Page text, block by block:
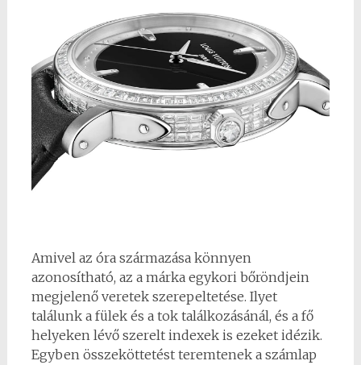
Amivel az óra származása könnyen
azonosítható, az a márka egykori bőröndjein
megjelenő veretek szerepeltetése. Ilyet
találunk a fülek és a tok találkozásánál, és a fő
helyeken lévő szerelt indexek is ezeket idézik.
Egyben összeköttetést teremtenek a számlap